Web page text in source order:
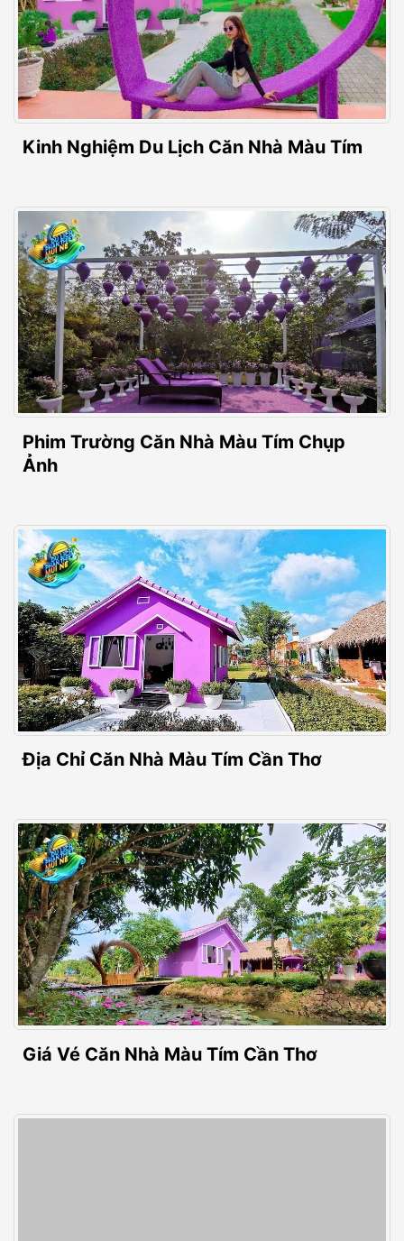
Kinh Nghiệm Du Lịch Căn Nhà Màu Tím
Phim Trường Căn Nhà Màu Tím Chụp
Ảnh
Địa Chỉ Căn Nhà Màu Tím Cần Thơ
Giá Vé Căn Nhà Màu Tím Cần Thơ